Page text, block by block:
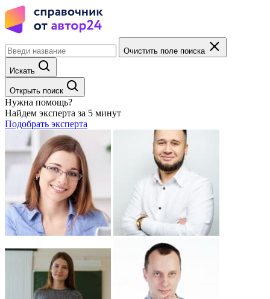
Очистить поле поиска
Искать
Открыть поиск
Нужна помощь?
Найдем эксперта за 5 минут
Подобрать эксперта